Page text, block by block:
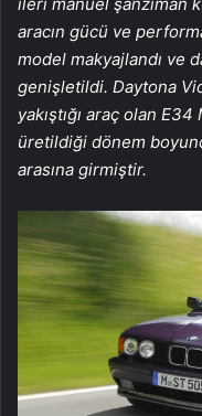
aracın gücü ve
model makyajlandı ve
genişletildi. Daytona
yakıştığı araç olan
üretildiği dönem
arasına girmiştir.